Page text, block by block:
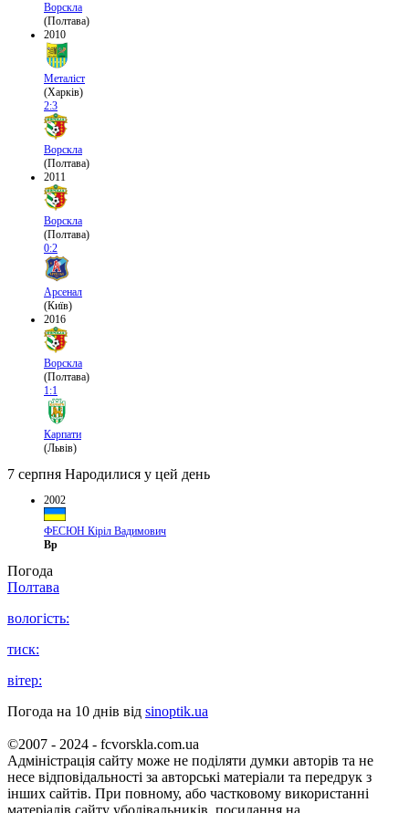
Ворскла
(Полтава)
2010
Металіст
(Харків)
2:3
Ворскла
(Полтава)
2011
Ворскла
(Полтава)
0:2
Арсенал
(Київ)
2016
Ворскла
(Полтава)
1:1
Карпати
(Львів)
7 серпня Народилися у цей день
2002
ФЕСЮН Кіріл Вадимович
Вр
Погода
Полтава
вологість:
тиск:
вітер:
Погода на 10 днів від sinoptik.ua
©2007 - 2024 - fcvorskla.com.ua
Адміністрація сайту може не поділяти думки авторів та не
несе відповідальності за авторські матеріали та передрук з
інших сайтів. При повному, або частковому використанні
матеріалів сайту уболівальників, посилання на